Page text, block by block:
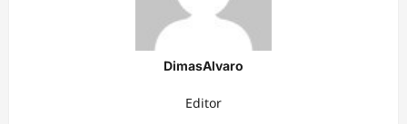
DimasAlvaro
Editor